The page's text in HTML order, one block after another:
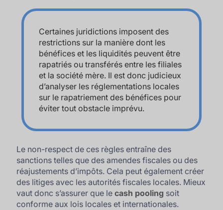
Certaines juridictions imposent des
restrictions sur la manière dont les
bénéfices et les liquidités peuvent être
rapatriés ou transférés entre les filiales
et la société mère. Il est donc judicieux
d’analyser les réglementations locales
sur le rapatriement des bénéfices pour
éviter tout obstacle imprévu.
Le non-respect de ces règles entraîne des
sanctions telles que des amendes fiscales ou des
réajustements d’impôts. Cela peut également créer
des litiges avec les autorités fiscales locales. Mieux
vaut donc s’assurer que lecash pooling soit
conforme aux lois locales et internationales.